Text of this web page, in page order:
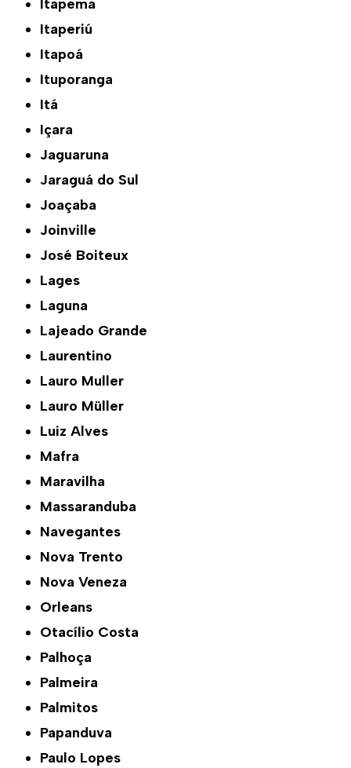
Itapema
Itaperiú
Itapoá
Ituporanga
Itá
Içara
Jaguaruna
Jaraguá do Sul
Joaçaba
Joinville
José Boiteux
Lages
Laguna
Lajeado Grande
Laurentino
Lauro Muller
Lauro Müller
Luiz Alves
Mafra
Maravilha
Massaranduba
Navegantes
Nova Trento
Nova Veneza
Orleans
Otacílio Costa
Palhoça
Palmeira
Palmitos
Papanduva
Paulo Lopes